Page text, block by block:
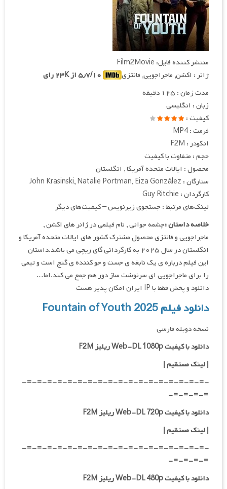
منتشر کننده فایل: Film2Movie
ژانر : اکشن, ماجراجویی, فانتزی
مدت زمان : ۱۲۵ دقیقه
زبان : انگلیسی
کیفیت :
فرمت : MP4
انکودر : F2M
حجم : متفاوت با کیفیت
محصول : ایالات متحده آمریکا , انگلستان
ستارگان : John Krasinski, Natalie Portman, Eiza González
کارگردان : Guy Ritchie
لینک‌های مرتبط : جستجوی زیرنویس – کیفیت‌های دیگر
خلاصه داستان :چشمه جوانی , نام فیلمی در ژانر های اکشن ,
ماجراجویی و فانتزی محصول مشترک کشور های ایالات متحده آمریکا و
انگلستان در سال ۲۰۲۵ به کارگردانی گای ریچی می باشد.داستان
این فیلم درباره ی یک نابغه ی جست و جو کننده ی گنج است و تیمی
را برای ماجراجویی ای سرنوشت ساز دور هم جمع می کند.اما…
دانلود و پخش فقط با IP ایران امکان پذیر هست
دانلود فیلم Fountain of Youth 2025
نسخه دوبله فارسی
دانلود با کیفیت Web-DL 1080p ریلیز F2M
|لینک مستقیم|
-=-=-=-=-=-=-=-=-=-=-=-=-=-=-=-=-=-=-
=-=-=-=-
دانلود با کیفیت Web-DL 720p ریلیز F2M
|لینک مستقیم|
-=-=-=-=-=-=-=-=-=-=-=-=-=-=-=-=-=-=-
=-=-=-=-
دانلود با کیفیت Web-DL 480p ریلیز F2M